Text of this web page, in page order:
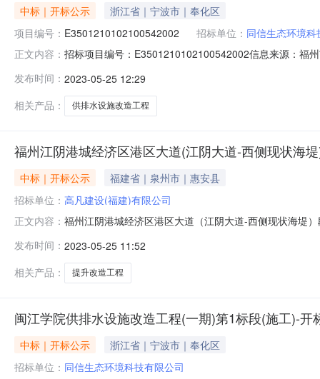
中标｜开标公示
浙江省｜宁波市｜奉化区
项目编号： E3501210102100542002 招标单位： 同信生态环境
正文内容： 招标项目编号：E3501210102100542002信息来源：福
表二开标情况记录表三签章打印闽江学院供排水设施改
发布时间： 2023-05-25 12:29
相关产品：
供排水设施改造工程
福州江阴港城经济区港区大道(江阴大道-西侧现状海
中标｜开标公示
福建省｜泉州市｜惠安县
招标单位： 高凡建设(福建)有限公司
正文内容： 福州江阴港城经济区港区大道（江阴大道-西侧现状海堤
（1）开标时间：2023-05-2409:00投标人代表号投标人
用于本招标项目的企业季度信用
发布时间： 2023-05-25 11:52
相关产品：
提升改造工程
闽江学院供排水设施改造工程(一期)第1标段(施工)-开
中标｜开标公示
浙江省｜宁波市｜奉化区
招标单位： 同信生态环境科技有限公司